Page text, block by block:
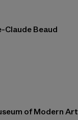
Claude Beaud
of Modern Art